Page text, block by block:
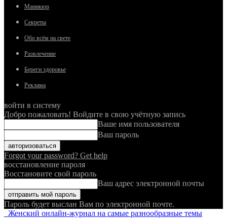
Маникюр
Секреты
Обо всём на свете
Развлечение
Береги здоровье
Реклама
войти в систему
Добро пожаловать! Войдите в свою учётную запись
Ваше имя пользователя
Ваш пароль
Forgot your password? Get help
восстановление пароля
Восстановите свой пароль
Ваш адрес электронной почты
Пароль будет выслан Вам по электронной почте.
Женский онлайн-журнал на самые разнообразные темы